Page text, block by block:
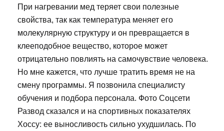
При нагревании мед теряет свои полезные
свойства, так как температура меняет его
молекулярную структуру и он превращается в
клееподобное вещество, которое может
отрицательно повлиять на самочувствие человека.
Но мне кажется, что лучше тратить время не на
смену программы. Я позвонила специалисту
обучения и подбора персонала. Фото Соцсети
Развод сказался и на спортивных показателях
Хоссу: ее выносливость сильно ухудшилась. По